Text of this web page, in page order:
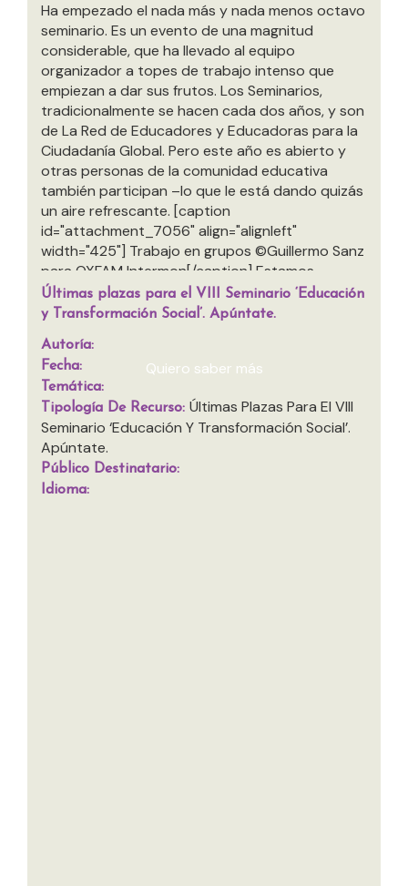
Ha empezado el nada más y nada menos octavo
seminario. Es un evento de una magnitud
considerable, que ha llevado al equipo
organizador a topes de trabajo intenso que
empiezan a dar sus frutos. Los Seminarios,
tradicionalmente se hacen cada dos años, y son
de La Red de Educadores y Educadoras para la
Ciudadanía Global. Pero este año es abierto y
otras personas de la comunidad educativa
también participan –lo que le está dando quizás
un aire refrescante. [caption
id="attachment_7056" align="alignleft"
width="425"] Trabajo en grupos ©Guillermo Sanz
para OXFAM Intermon[/caption] Estamos
teniendo unas ponencias y actividades de lujo.
Esta mañana, Rafael Díaz Salazar, que ya
Quiero saber más
Últimas plazas para el VIII Seminario ‘Educación
y Transformación Social’. Apúntate.
Autoría:
Fecha:
Temática:
Tipología De Recurso: Últimas Plazas Para El VIII
Seminario ‘Educación Y Transformación Social’.
Apúntate.
Público Destinatario:
Idioma: